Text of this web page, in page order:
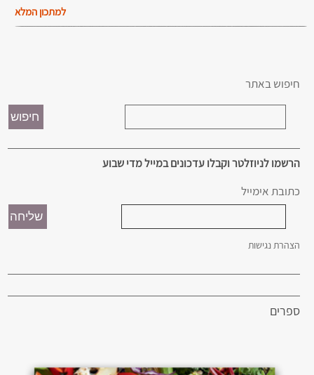
למתכון המלא
חיפוש באתר
הרשמו לניוזלטר וקבלו עדכונים במייל מדי שבוע
כתובת אימייל
הצהרת נגישות
ספרים